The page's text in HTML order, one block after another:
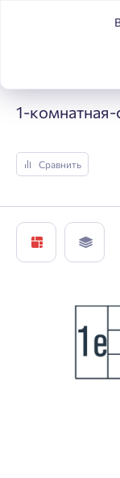
1-комнатная-
Сравнить